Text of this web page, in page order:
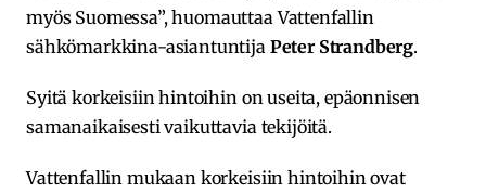
myös Suomessa”, huomauttaa Vattenfallin
sähkömarkkina-asiantuntija Peter Strandberg.
Syitä korkeisiin hintoihin on useita, epäonnisen
samanaikaisesti vaikuttavia tekijöitä.
Vattenfallin mukaan korkeisiin hintoihin ovat